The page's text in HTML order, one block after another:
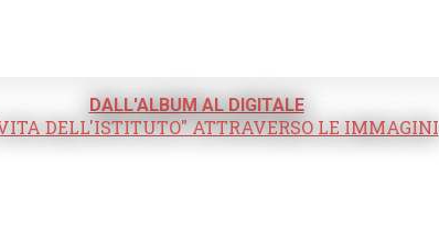
DALL'ALBUM AL DIGITALE
DELL'ISTITUTO" ATTRAVERSO LE IMMAGINI